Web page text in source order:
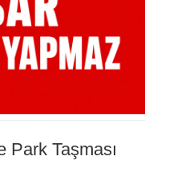
Park Taşması